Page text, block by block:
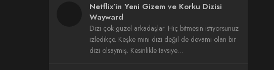
Netflix’in Yeni Gizem ve Korku Dizisi
Wayward
Dizi çok güzel arkadaşlar. Hiç bitmesin istiyorsunuz
izledikçe. Keşke mini dizi değil de devamı olan bir
dizi olsaymış. Kesinlikle tavsiye…